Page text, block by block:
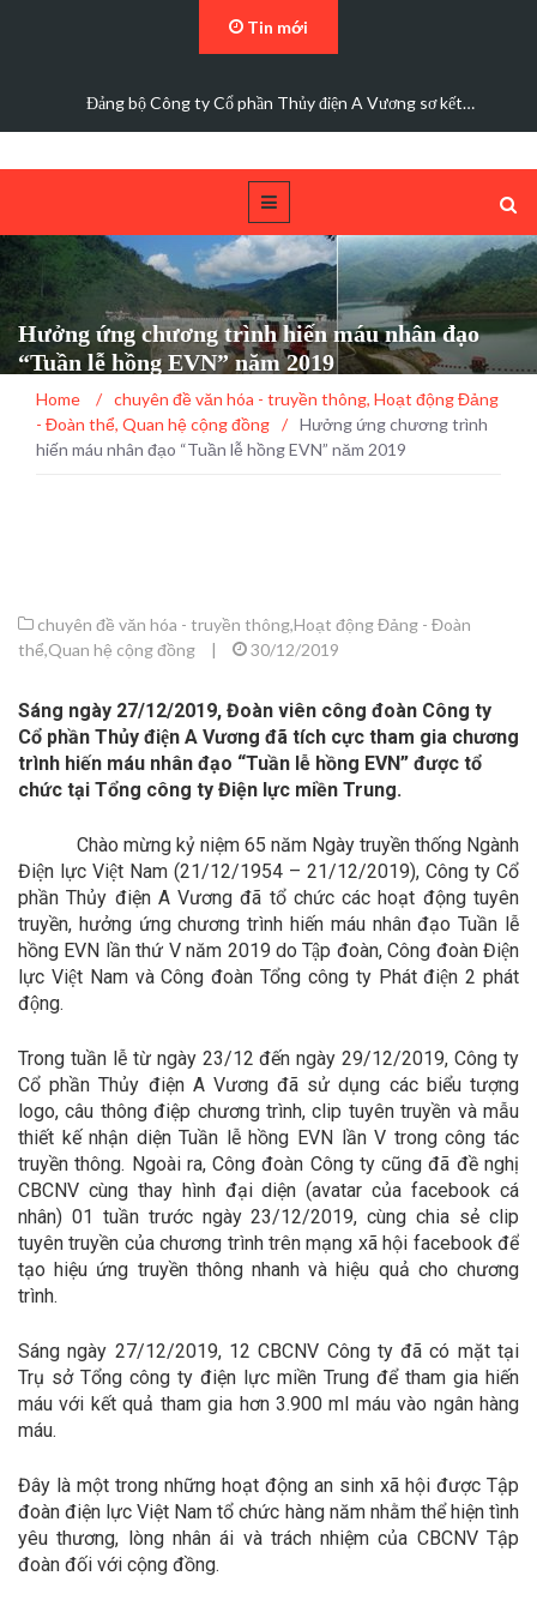
Tin mới
Đảng bộ Công ty Cổ phần Thủy điện A Vương sơ kết…
Hưởng ứng chương trình hiến máu nhân đạo
“Tuần lễ hồng EVN” năm 2019
Home / chuyên đề văn hóa - truyền thông, Hoạt động Đảng
- Đoàn thể, Quan hệ cộng đồng / Hưởng ứng chương trình
hiến máu nhân đạo “Tuần lễ hồng EVN” năm 2019
chuyên đề văn hóa - truyền thông,Hoạt động Đảng - Đoàn
thể,Quan hệ cộng đồng | 30/12/2019
Sáng ngày 27/12/2019, Đoàn viên công đoàn Công ty
Cổ phần Thủy điện A Vương đã tích cực tham gia chương
trình hiến máu nhân đạo “Tuần lễ hồng EVN” được tổ
chức tại Tổng công ty Điện lực miền Trung.
Chào mừng kỷ niệm 65 năm Ngày truyền thống Ngành
Điện lực Việt Nam (21/12/1954 – 21/12/2019), Công ty Cổ
phần Thủy điện A Vương đã tổ chức các hoạt động tuyên
truyền, hưởng ứng chương trình hiến máu nhân đạo Tuần lễ
hồng EVN lần thứ V năm 2019 do Tập đoàn, Công đoàn Điện
lực Việt Nam và Công đoàn Tổng công ty Phát điện 2 phát
động.
Trong tuần lễ từ ngày 23/12 đến ngày 29/12/2019, Công ty
Cổ phần Thủy điện A Vương đã sử dụng các biểu tượng
logo, câu thông điệp chương trình, clip tuyên truyền và mẫu
thiết kế nhận diện Tuần lễ hồng EVN lần V trong công tác
truyền thông. Ngoài ra, Công đoàn Công ty cũng đã đề nghị
CBCNV cùng thay hình đại diện (avatar của facebook cá
nhân) 01 tuần trước ngày 23/12/2019, cùng chia sẻ clip
tuyên truyền của chương trình trên mạng xã hội facebook để
tạo hiệu ứng truyền thông nhanh và hiệu quả cho chương
trình.
Sáng ngày 27/12/2019, 12 CBCNV Công ty đã có mặt tại
Trụ sở Tổng công ty điện lực miền Trung để tham gia hiến
máu với kết quả tham gia hơn 3.900 ml máu vào ngân hàng
máu.
Đây là một trong những hoạt động an sinh xã hội được Tập
đoàn điện lực Việt Nam tổ chức hàng năm nhằm thể hiện tình
yêu thương, lòng nhân ái và trách nhiệm của CBCNV Tập
đoàn đối với cộng đồng.